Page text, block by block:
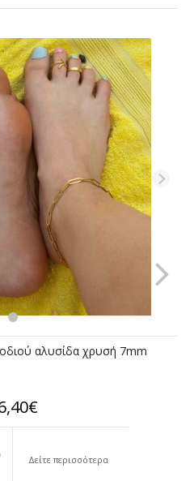
αλυσίδα χρυσή 7mm
Δείτε περισσότερα